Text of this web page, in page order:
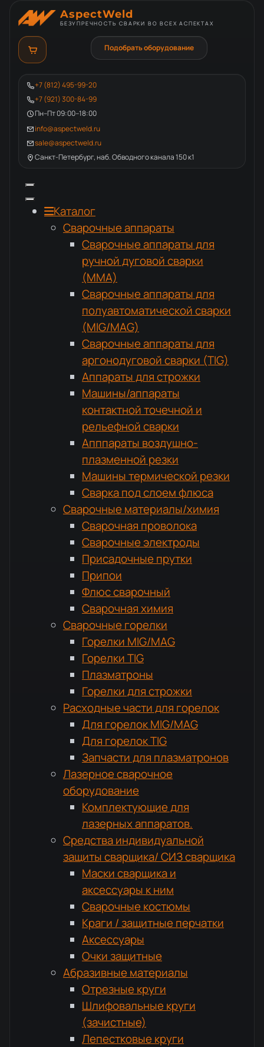
AspectWeld
БЕЗУПРЕЧНОСТЬ СВАРКИ ВО ВСЕХ АСПЕКТАХ
+7 (812) 495-99-20
+7 (921) 300-84-99
Пн–Пт 09:00–18:00
info@aspectweld.ru
sale@aspectweld.ru
Санкт-Петербург, наб. Обводного канала 150 к1
Подобрать оборудование
Каталог
Сварочные аппараты
Сварочные аппараты для
ручной дуговой сварки
(MMA)
Сварочные аппараты для
полуавтоматической сварки
(MIG/MAG)
Сварочные аппараты для
аргонодуговой сварки (TIG)
Аппараты для строжки
Машины/аппараты
контактной точечной и
рельефной сварки
Апппараты воздушно-
плазменной резки
Машины термической резки
Сварка под слоем флюса
Сварочные материалы/химия
Сварочная проволока
Сварочные электроды
Присадочные прутки
Припои
Флюс сварочный
Сварочная химия
Сварочные горелки
Горелки MIG/MAG
Горелки TIG
Плазматроны
Горелки для строжки
Расходные части для горелок
Для горелок MIG/MAG
Для горелок TIG
Запчасти для плазматронов
Лазерное сварочное
оборудование
Комплектующие для
лазерных аппаратов.
Средства индивидуальной
защиты сварщика/ СИЗ сварщика
Маски сварщика и
аксессуары к ним
Сварочные костюмы
Краги / защитные перчатки
Аксессуары
Очки защитные
Абразивные материалы
Отрезные круги
Шлифовальные круги
(зачистные)
Лепестковые круги